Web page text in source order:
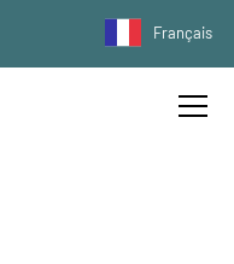
Français